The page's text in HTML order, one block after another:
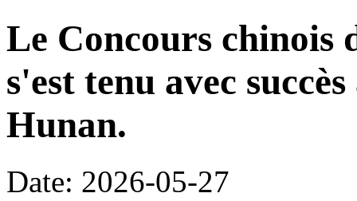
Le Concours chinois
s'est tenu avec
Hunan.
Date: 2026-05-27